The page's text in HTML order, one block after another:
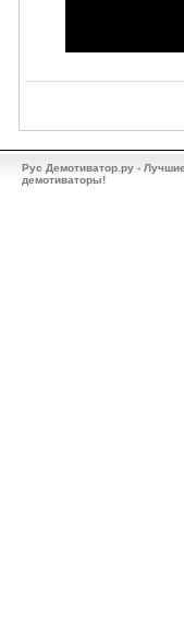
Рус Демотиватор.ру -
демотиваторы!